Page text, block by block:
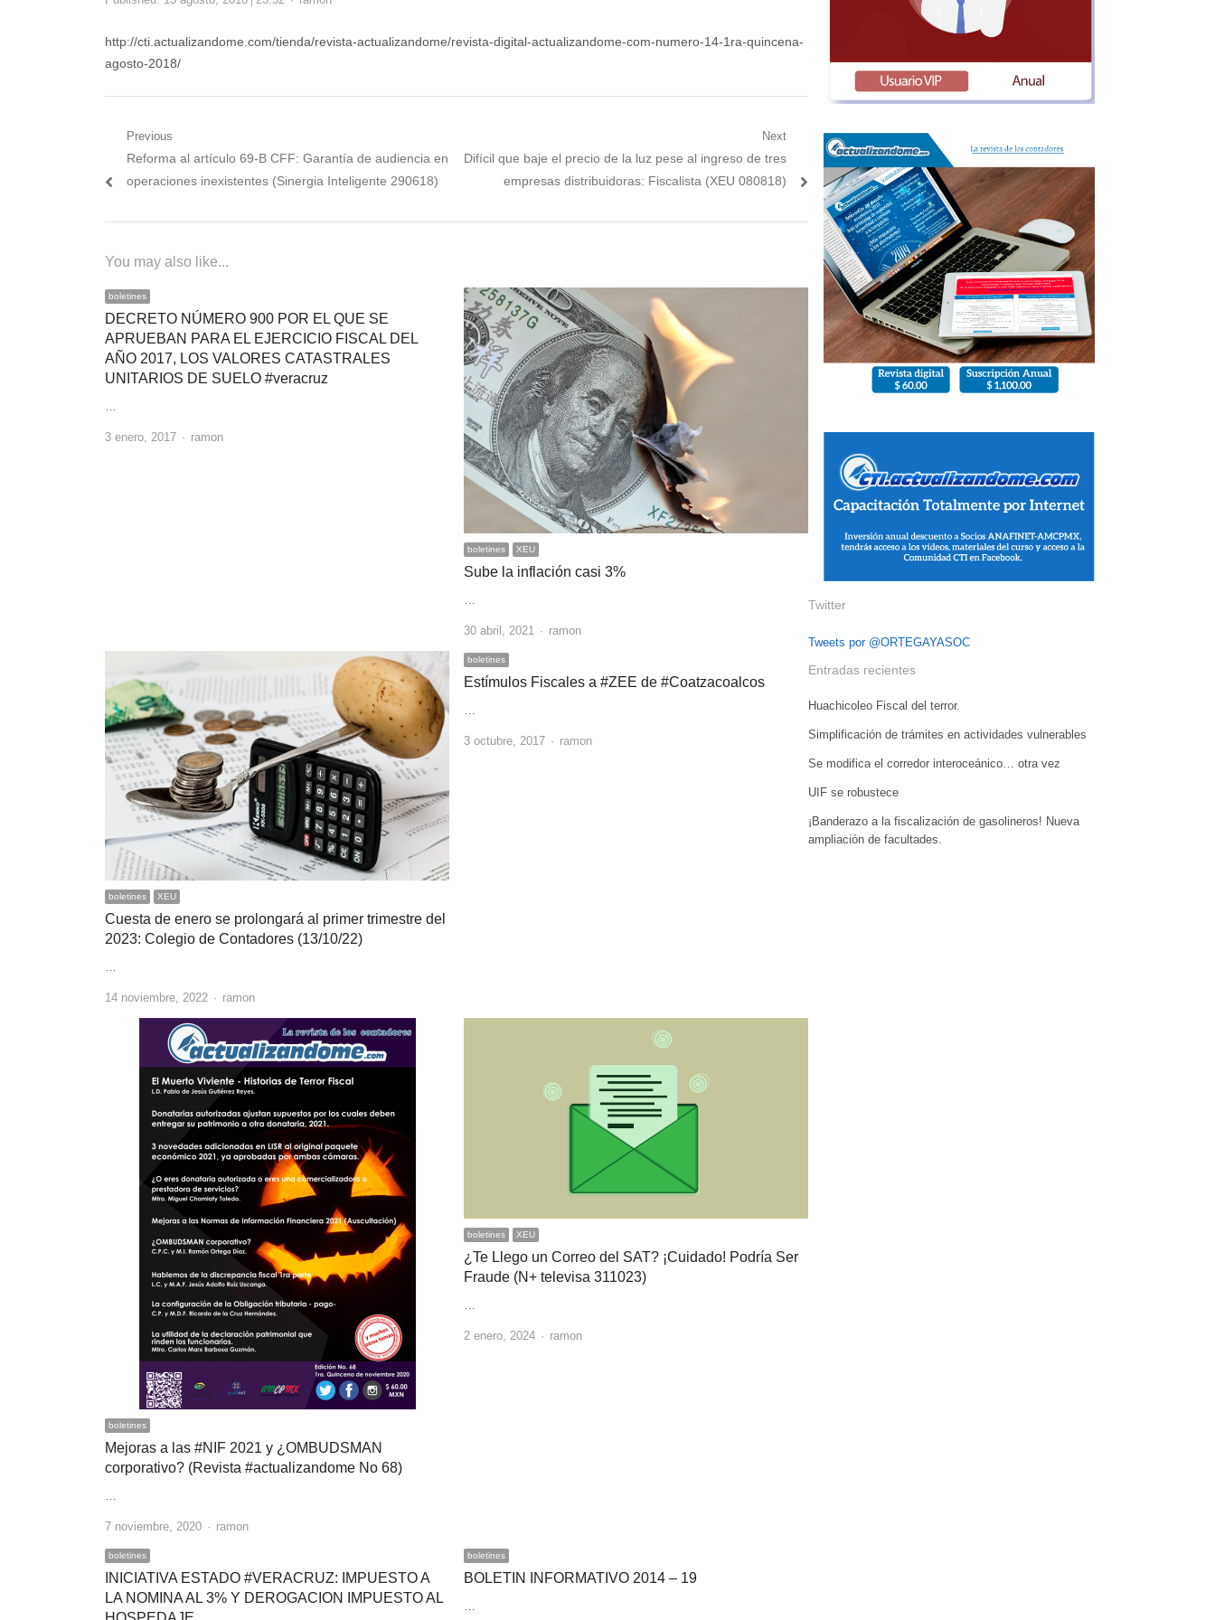
http://cti.actualizandome.com/tienda/revista-actualizandome/revista-digital-actualizandome-com-numero-14-1ra-quincena-
agosto-2018/
Navegación
de
Previous
Previous
post:
Reforma al artículo 69-B CFF: Garantía de audiencia en
operaciones inexistentes (Sinergia Inteligente 290618)
Next
Next
Difícil que baje el precio de la luz pese al ingreso de tres
empresas distribuidoras: Fiscalista (XEU 080818)
You may also like...
boletines
DECRETO NÚMERO 900 POR EL QUE SE
APRUEBAN PARA EL EJERCICIO FISCAL DEL
AÑO 2017, LOS VALORES CATASTRALES
UNITARIOS DE SUELO #veracruz
…
3 enero, 2017 Author
ramon
boletines XEU
Sube la inflación casi 3%
…
30 abril, 2021 Author
ramon
boletines XEU
Cuesta de enero se prolongará al primer trimestre del
2023: Colegio de Contadores (13/10/22)
…
14 noviembre, 2022 Author
ramon
boletines
Estímulos Fiscales a #ZEE de #Coatzacoalcos
…
3 octubre, 2017 Author
ramon
boletines
Mejoras a las #NIF 2021 y ¿OMBUDSMAN
corporativo? (Revista #actualizandome No 68)
…
7 noviembre, 2020 Author
ramon
boletines XEU
¿Te Llego un Correo del SAT? ¡Cuidado! Podría Ser
Fraude (N+ televisa 311023)
…
2 enero, 2024 Author
ramon
boletines
INICIATIVA ESTADO #VERACRUZ: IMPUESTO A
LA NOMINA AL 3% Y DEROGACION IMPUESTO AL
boletines
BOLETIN INFORMATIVO 2014 – 19
…
Twitter
Tweets por @ORTEGAYASOC
Entradas recientes
Huachicoleo Fiscal del terror.
Simplificación de trámites en actividades vulnerables
Se modifica el corredor interoceánico… otra vez
UIF se robustece
¡Banderazo a la fiscalización de gasolineros! Nueva
ampliación de facultades.